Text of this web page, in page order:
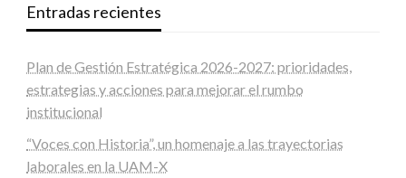
Entradas recientes
Plan de Gestión Estratégica 2026-2027: prioridades,
estrategias y acciones para mejorar el rumbo
institucional
“Voces con Historia”, un homenaje a las trayectorias
laborales en la UAM-X